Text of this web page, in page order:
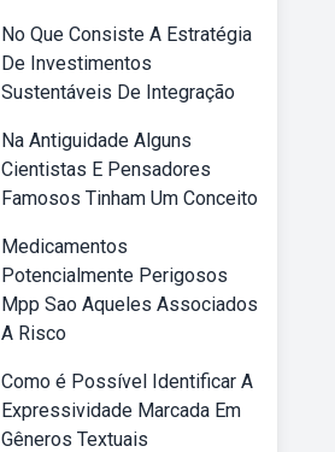
No Que Consiste A Estratégia
De Investimentos
Sustentáveis De Integração
Na Antiguidade Alguns
Cientistas E Pensadores
Famosos Tinham Um Conceito
Medicamentos
Potencialmente Perigosos
Mpp Sao Aqueles Associados
A Risco
Como é Possível Identificar A
Expressividade Marcada Em
Gêneros Textuais